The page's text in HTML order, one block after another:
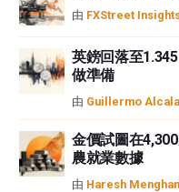
中都沒有頭寸，也沒有與文中提
者沒有收到撰寫這篇文章的報酬。
FXStreet和作者不提供個性化的
性不作任何陳述。FXStreet和作
或損害由此資訊及其顯示或使用
FXStreet並非註冊投資顧問，本
由 FXStreet
英鎊回落至
做準備
由 Guillermo Alcala
金價試圖在
農就業數據
由 Haresh